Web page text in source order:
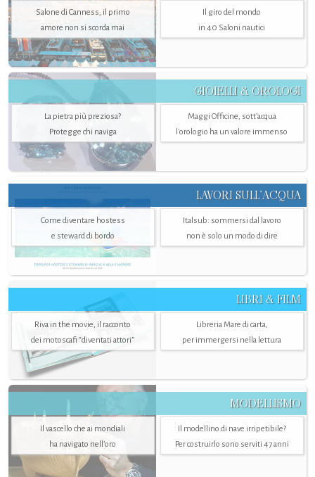
Salone di Canness, il primo
amore non si scorda mai
Il giro del mondo
in 40 Saloni nautici
GIOIELLI & OROLOGI
La pietra più preziosa?
Protegge chi naviga
Maggi Officine, sott’acqua
l'orologio ha un valore immenso
LAVORI SULL’ACQUA
Come diventare hostess
e steward di bordo
Italsub: sommersi dal lavoro
non è solo un modo di dire
LIBRI & FILM
Riva in the movie, il racconto
dei motoscafi “diventati attori”
Libreria Mare di carta,
per immergersi nella lettura
MODELLISMO
Il vascello che ai mondiali
ha navigato nell’oro
Il modellino di nave irripetibile?
Per costruirlo sono serviti 47 anni